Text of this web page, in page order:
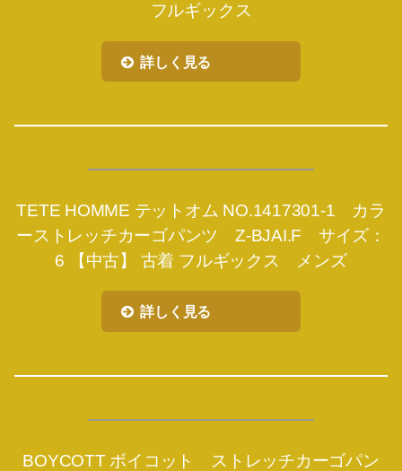
フルギックス
詳しく見る
TETE HOMME テットオム NO.1417301-1 カラ
ーストレッチカーゴパンツ Z-BJAI.F サイズ：
6 【中古】 古着 フルギックス メンズ
詳しく見る
BOYCOTT ボイコット ストレッチカーゴパン